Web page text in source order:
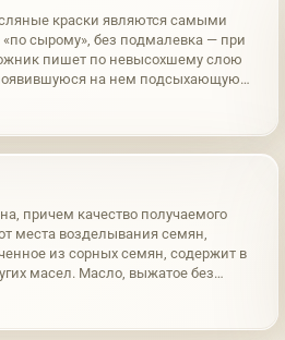
краски являются самыми
сырому», без подмалевка — при
пишет по невысохшему слою
на нем подсыхающую
причем качество получаемого
места возделывания семян,
из сорных семян, содержит в
масел. Масло, выжатое без